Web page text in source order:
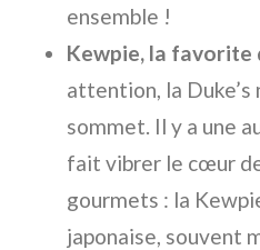
ensemble !
Kewpie, la favorite
attention, la Duke’s
sommet. Il y a une
fait vibrer le cœur
gourmets : la
japonaise, souvent